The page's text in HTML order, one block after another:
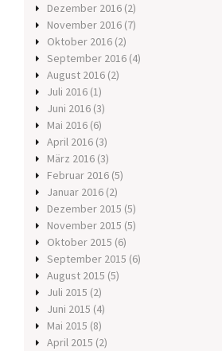
Dezember 2016 (2)
November 2016 (7)
Oktober 2016 (2)
September 2016 (4)
August 2016 (2)
Juli 2016 (1)
Juni 2016 (3)
Mai 2016 (6)
April 2016 (3)
März 2016 (3)
Februar 2016 (5)
Januar 2016 (2)
Dezember 2015 (5)
November 2015 (5)
Oktober 2015 (6)
September 2015 (6)
August 2015 (5)
Juli 2015 (2)
Juni 2015 (4)
Mai 2015 (8)
April 2015 (2)